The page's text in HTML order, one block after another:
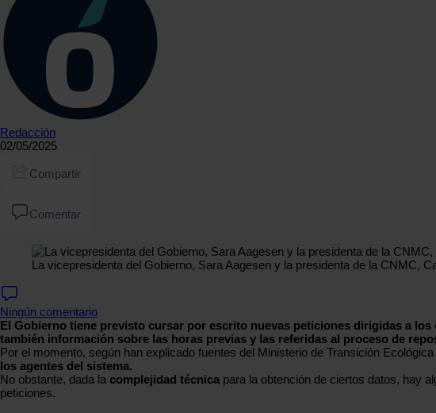
Redacción
02/05/2025
Compartir
Comentar
La vicepresidenta del Gobierno, Sara Aagesen y la presidenta de la CNMC,
Ningún comentario
El Gobierno tiene previsto cursar por escrito nuevas peticiones dirigidas a
también información sobre las horas previas y las referidas al proceso de
Por el momento, según han explicado fuentes del Ministerio de Transición
los agentes del sistema.
No obstante, dada la complejidad técnica para la obtención de ciertos datos, hay
peticiones.